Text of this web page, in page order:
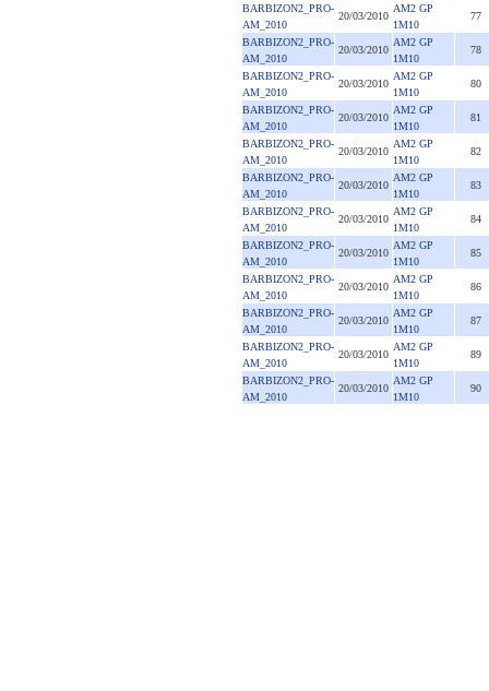
BARBIZON2_PRO-
AM_2010
20/03/2010
AM2 GP
1M10
77
BARBIZON2_PRO-
AM_2010
20/03/2010
AM2 GP
1M10
78
BARBIZON2_PRO-
AM_2010
20/03/2010
AM2 GP
1M10
80
BARBIZON2_PRO-
AM_2010
20/03/2010
AM2 GP
1M10
81
BARBIZON2_PRO-
AM_2010
20/03/2010
AM2 GP
1M10
82
BARBIZON2_PRO-
AM_2010
20/03/2010
AM2 GP
1M10
83
BARBIZON2_PRO-
AM_2010
20/03/2010
AM2 GP
1M10
84
BARBIZON2_PRO-
AM_2010
20/03/2010
AM2 GP
1M10
85
BARBIZON2_PRO-
AM_2010
20/03/2010
AM2 GP
1M10
86
BARBIZON2_PRO-
AM_2010
20/03/2010
AM2 GP
1M10
87
BARBIZON2_PRO-
AM_2010
20/03/2010
AM2 GP
1M10
89
BARBIZON2_PRO-
AM_2010
20/03/2010
AM2 GP
1M10
90